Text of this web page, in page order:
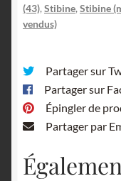
(43), Stibine, Stibine
vendus)
Partager sur
Partager sur
Épingler de
Partager par